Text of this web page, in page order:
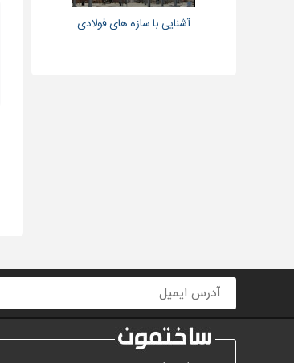
آشنایی با سازه های فولادی